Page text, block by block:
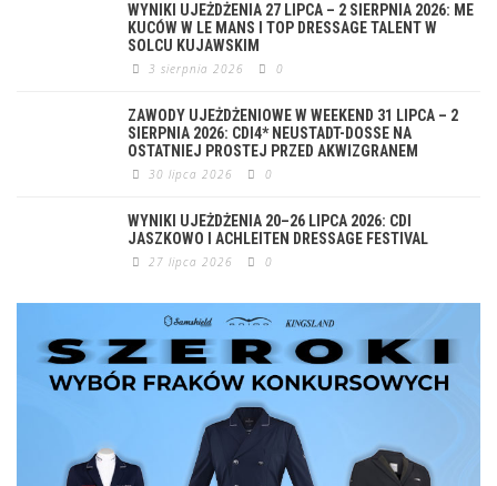
WYNIKI UJEŻDŻENIA 27 LIPCA – 2 SIERPNIA 2026: ME
KUCÓW W LE MANS I TOP DRESSAGE TALENT W
SOLCU KUJAWSKIM
3 sierpnia 2026 0
ZAWODY UJEŻDŻENIOWE W WEEKEND 31 LIPCA – 2
SIERPNIA 2026: CDI4* NEUSTADT-DOSSE NA
OSTATNIEJ PROSTEJ PRZED AKWIZGRANEM
30 lipca 2026 0
WYNIKI UJEŻDŻENIA 20–26 LIPCA 2026: CDI
JASZKOWO I ACHLEITEN DRESSAGE FESTIVAL
27 lipca 2026 0